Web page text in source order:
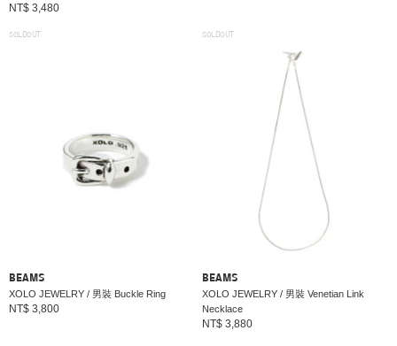
NT$ 3,480
SOLDOUT
BEAMS
XOLO JEWELRY / 男裝 Buckle Ring
NT$ 3,800
SOLDOUT
BEAMS
XOLO JEWELRY / 男裝 Venetian Link
Necklace
NT$ 3,880